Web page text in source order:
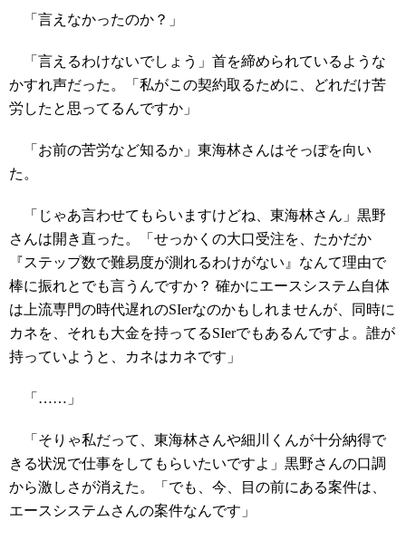
「言えなかったのか？」
「言えるわけないでしょう」首を締められているような
かすれ声だった。「私がこの契約取るために、どれだけ苦
労したと思ってるんですか」
「お前の苦労など知るか」東海林さんはそっぽを向い
た。
「じゃあ言わせてもらいますけどね、東海林さん」黒野
さんは開き直った。「せっかくの大口受注を、たかだか
『ステップ数で難易度が測れるわけがない』なんて理由で
棒に振れとでも言うんですか？ 確かにエースシステム自体
は上流専門の時代遅れのSIerなのかもしれませんが、同時に
カネを、それも大金を持ってるSIerでもあるんですよ。誰が
持っていようと、カネはカネです」
「……」
「そりゃ私だって、東海林さんや細川くんが十分納得で
きる状況で仕事をしてもらいたいですよ」黒野さんの口調
から激しさが消えた。「でも、今、目の前にある案件は、
エースシステムさんの案件なんです」